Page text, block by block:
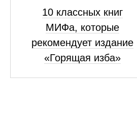
10 классных книг
МИФа, которые
рекомендует издание
«Горящая изба»